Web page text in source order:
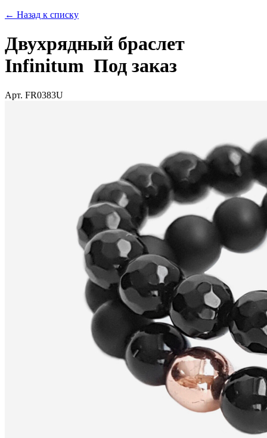
← Назад к списку
Двухрядный браслет
Infinitum Под заказ
Арт. FR0383U